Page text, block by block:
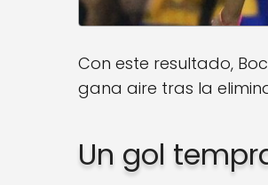
Con este resultado,
gana aire tras la
Un gol